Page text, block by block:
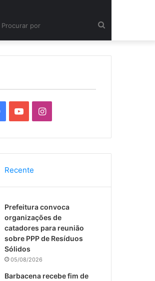
por
c
e
b
o
o
k
u
T
u
b
e
I
s
a
g
r
Recente
Prefeitura convoca
organizações de
catadores para reunião
sobre PPP de Resíduos
Sólidos
05/08/2026
Barbacena recebe fim de